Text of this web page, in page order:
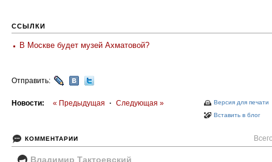
ССЫЛКИ
В Москве будет музей Ахматовой?
Отправить:
Версия для печати
Вставить в блог
Новости: « Предыдущая · Следующая »
КОММЕНТАРИИ
Владимир Тактоевский